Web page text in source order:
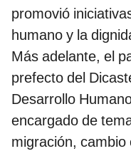
promovió
humano y la
Más adelante, el
prefecto del
Desarrollo
encargado de
migración, cambio